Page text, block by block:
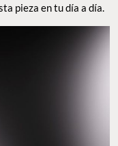
pieza en tu día a día.